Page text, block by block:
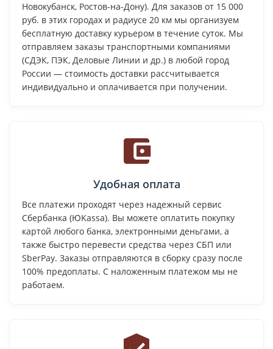
Новокубанск, Ростов-на-Дону). Для заказов от 15 000
руб. в этих городах и радиусе 20 км мы организуем
бесплатную доставку курьером в течение суток. Мы
отправляем заказы транспортными компаниями
(СДЭК, ПЭК, Деловые Линии и др.) в любой город
России — стоимость доставки рассчитывается
индивидуально и оплачивается при получении.
Удобная оплата
Все платежи проходят через надежный сервис
Сбербанка (ЮKassa). Вы можете оплатить покупку
картой любого банка, электронными деньгами, а
также быстро перевести средства через СБП или
SberPay. Заказы отправляются в сборку сразу после
100% предоплаты. С наложенным платежом мы не
работаем.